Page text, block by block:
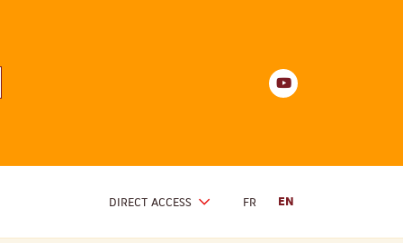
Youtube
DIRECT ACCESS FR EN